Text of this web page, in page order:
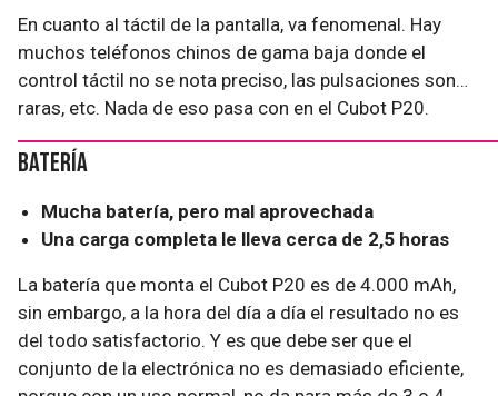
En cuanto al táctil de la pantalla, va fenomenal. Hay
muchos teléfonos chinos de gama baja donde el
control táctil no se nota preciso, las pulsaciones son…
raras, etc. Nada de eso pasa con en el Cubot P20.
Batería
Mucha batería, pero mal aprovechada
Una carga completa le lleva cerca de 2,5 horas
La batería que monta el Cubot P20 es de 4.000 mAh,
sin embargo, a la hora del día a día el resultado no es
del todo satisfactorio. Y es que debe ser que el
conjunto de la electrónica no es demasiado eficiente,